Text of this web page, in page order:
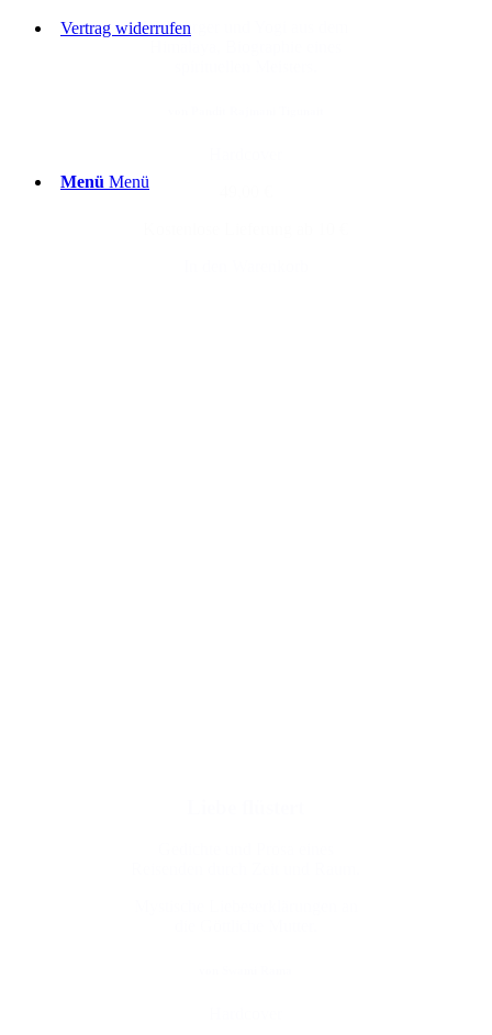
Vertrag widerrufen
Menü Menü
Weltbürger und Yogi aus dem